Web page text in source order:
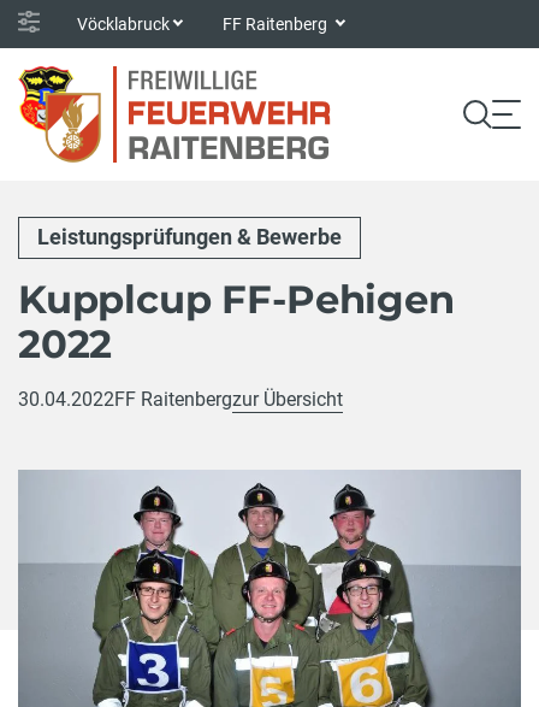
Vöcklabruck FF Raitenberg
Leistungsprüfungen & Bewerbe
Kupplcup FF-Pehigen
2022
30.04.2022FF Raitenbergzur Übersicht